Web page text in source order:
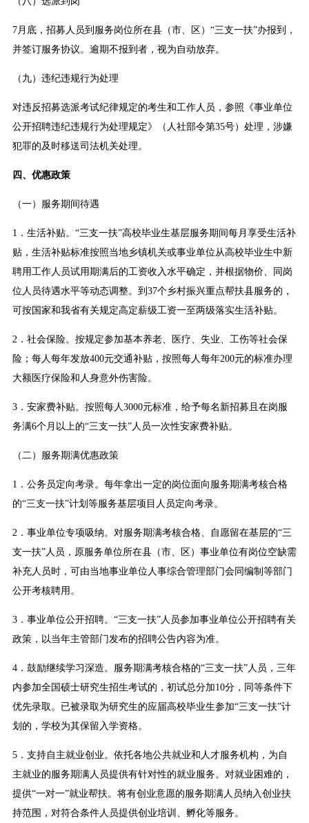
7月底，招募人员到服务岗位所在县（市、区）“三支一扶”办报到，
并签订服务协议。逾期不报到者，视为自动放弃。
（九）违纪违规行为处理
对违反招募选派考试纪律规定的考生和工作人员，参照《事业单位
公开招聘违纪违规行为处理规定》（人社部令第35号）处理，涉嫌
犯罪的及时移送司法机关处理。
四、优惠政策
（一）服务期间待遇
1．生活补贴。“三支一扶”高校毕业生基层服务期间每月享受生活补
贴，生活补贴标准按照当地乡镇机关或事业单位从高校毕业生中新
聘用工作人员试用期满后的工资收入水平确定，并根据物价、同岗
位人员待遇水平等动态调整。到37个乡村振兴重点帮扶县服务的，
可按国家和我省有关规定高定薪级工资一至两级落实生活补贴。
2．社会保险。按规定参加基本养老、医疗、失业、工伤等社会保
险；每人每年发放400元交通补贴，按照每人每年200元的标准办理
大额医疗保险和人身意外伤害险。
3．安家费补贴。按照每人3000元标准，给予每名新招募且在岗服
务满6个月以上的“三支一扶”人员一次性安家费补贴。
（二）服务期满优惠政策
1．公务员定向考录。每年拿出一定的岗位面向服务期满考核合格
的“三支一扶”计划等服务基层项目人员定向考录。
2．事业单位专项吸纳。对服务期满考核合格、自愿留在基层的“三
支一扶”人员，原服务单位所在县（市、区）事业单位有岗位空缺需
补充人员时，可由当地事业单位人事综合管理部门会同编制等部门
公开考核聘用。
3．事业单位公开招聘。“三支一扶”人员参加事业单位公开招聘有关
政策，以当年主管部门发布的招聘公告内容为准。
4．鼓励继续学习深造。服务期满考核合格的“三支一扶”人员，三年
内参加全国硕士研究生招生考试的，初试总分加10分，同等条件下
优先录取。已被录取为研究生的应届高校毕业生参加“三支一扶”计
划的，学校为其保留入学资格。
5．支持自主就业创业。依托各地公共就业和人才服务机构，为自
主就业的服务期满人员提供有针对性的就业服务。对就业困难的，
提供“一对一”就业帮扶。将有创业意愿的服务期满人员纳入创业扶
持范围，对符合条件人员提供创业培训、孵化等服务。